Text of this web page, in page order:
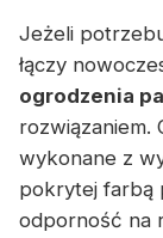
Jeżeli
łączy
ogrodzenia
rozwiązaniem.
wykonane z
pokrytej farbą
odporność na